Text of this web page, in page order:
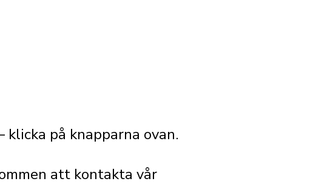
på knapparna ovan.
att kontakta vår